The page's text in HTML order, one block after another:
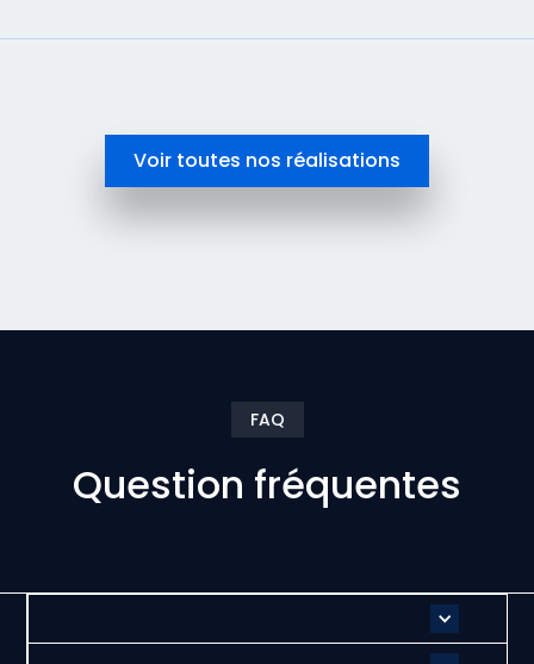
Voir toutes nos réalisations
FAQ
Question fréquentes